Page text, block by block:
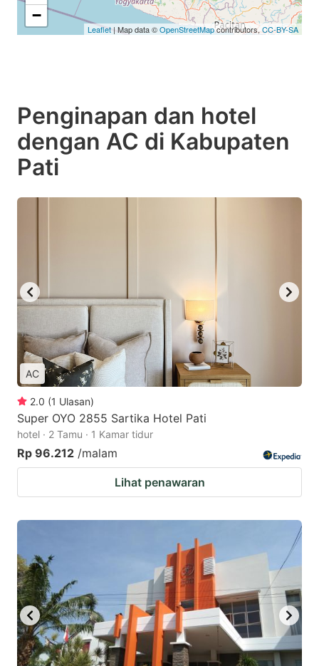
−
Leaflet | Map data ©OpenStreetMapcontributors,CC-BY-SA
Penginapan dan hotel
dengan AC di Kabupaten
Pati
AC
2.0 (1 Ulasan)
Super OYO 2855 Sartika Hotel Pati
hotel · 2 Tamu · 1 Kamar tidur
Rp 96.212 /malam
Lihat penawaran